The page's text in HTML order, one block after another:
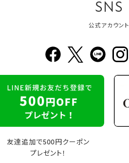
SNS
公式アカウント
友達追加で500円クーポン
プレゼント！